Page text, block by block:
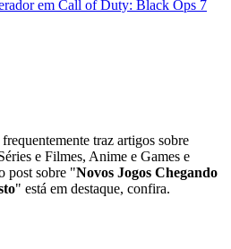
traz artigos sobre
e Filmes, Anime e Games e
post sobre "Novos Jogos Chegando
" está em destaque, confira.